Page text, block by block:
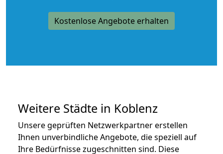
Kostenlose Angebote erhalten
Weitere Städte in Koblenz
Unsere geprüften Netzwerkpartner erstellen
Ihnen unverbindliche Angebote, die speziell auf
Ihre Bedürfnisse zugeschnitten sind. Diese